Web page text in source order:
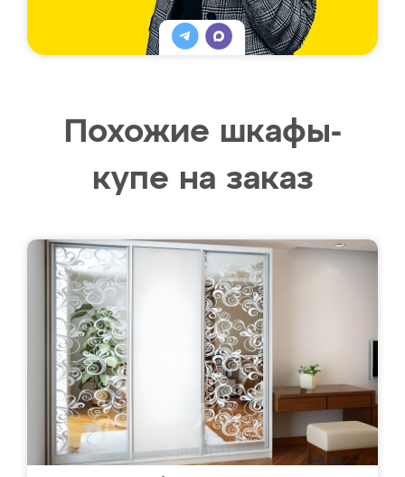
Похожие шкафы-
купе на заказ